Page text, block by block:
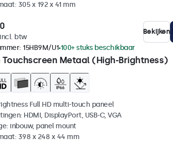
305 x 192 x 41 mm
btw
Bekijken
Touchscreen Metaal (High-Brightness)
15HB9M/U1 100+ stuks beschikbaar
Full HD multi-touch paneel
HDMI, DisplayPort, USB-C, VGA
inbouw, panel mount
398 x 248 x 44 mm